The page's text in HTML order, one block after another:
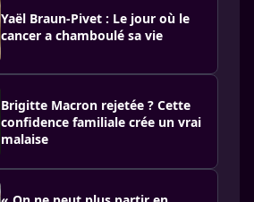
Yaël Braun-Pivet : Le jour où le
cancer a chamboulé sa vie
Brigitte Macron rejetée ? Cette
confidence familiale crée un vrai
malaise